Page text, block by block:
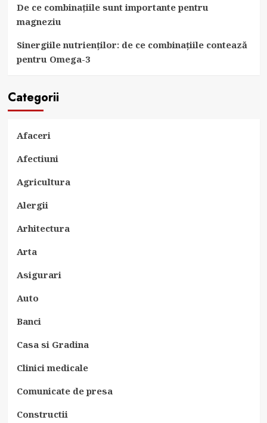
De ce combinațiile sunt importante pentru
magneziu
Sinergiile nutrienților: de ce combinațiile contează
pentru Omega-3
Categorii
Afaceri
Afectiuni
Agricultura
Alergii
Arhitectura
Arta
Asigurari
Auto
Banci
Casa si Gradina
Clinici medicale
Comunicate de presa
Constructii